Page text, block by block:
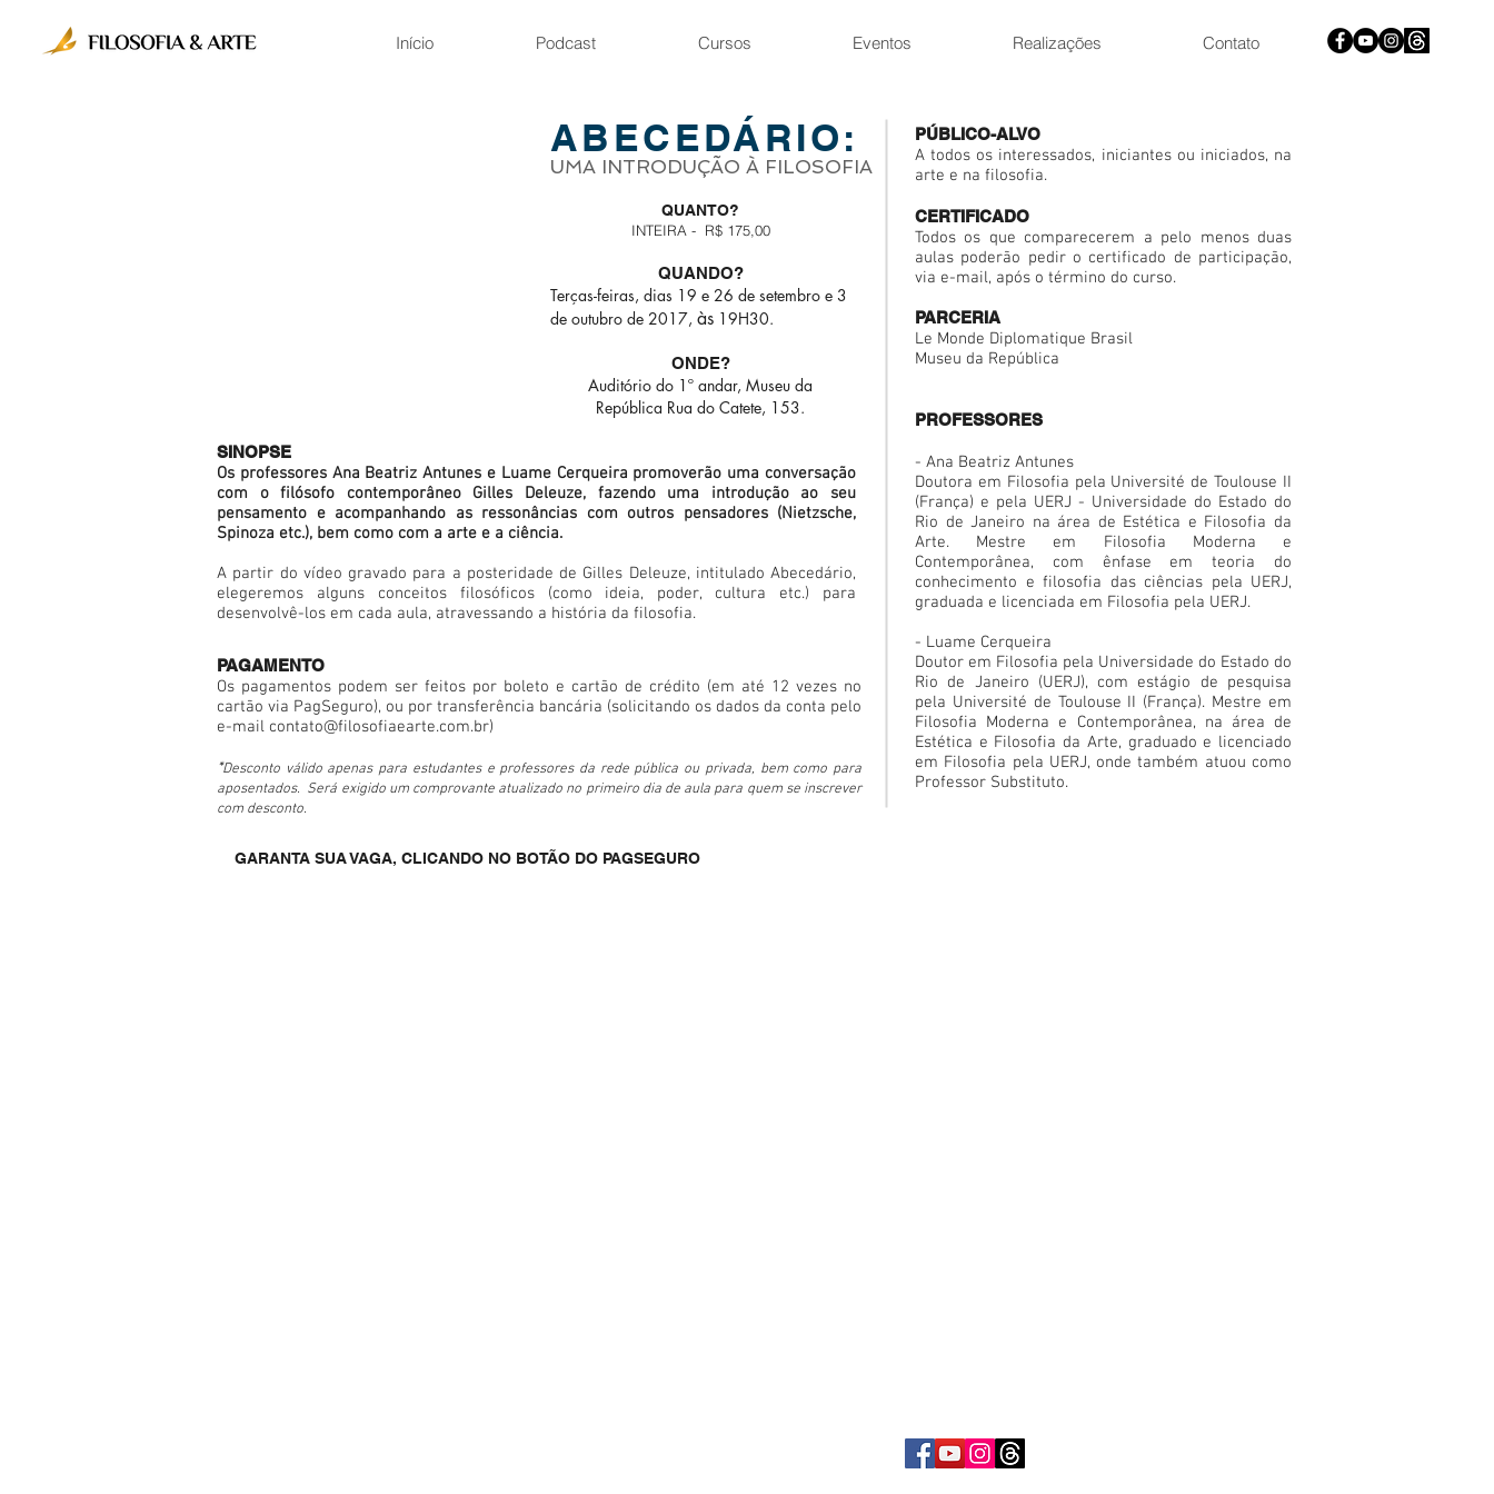
Início Podcast Cursos Eventos Realizações Contato
PÚBLICO-ALVO
A todos os interessados, iniciantes ou iniciados, na
arte e na filosofia.
CERTIFICADO
Todos os que comparecerem a pelo menos duas
aulas poderão pedir o certificado de participação,
via e-mail, após o término do curso.
PARCERIA
Le Monde Diplomatique Brasil
Museu da República
PROFESSORES
- Ana Beatriz Antunes
Doutora em Filosofia pela Université de Toulouse II
(França) e pela UERJ - Universidade do Estado do
Rio de Janeiro na área de Estética e Filosofia da
Arte. Mestre em Filosofia Moderna e
Contemporânea, com ênfase em teoria do
conhecimento e filosofia das ciências pela UERJ,
graduada e licenciada em Filosofia pela UERJ.
- Luame Cerqueira
Doutor em Filosofia pela Universidade do Estado do
Rio de Janeiro (UERJ), com estágio de pesquisa
pela Université de Toulouse II (França). Mestre em
Filosofia Moderna e Contemporânea, na área de
Estética e Filosofia da Arte, graduado e licenciado
em Filosofia pela UERJ, onde também atuou como
Professor Substituto.
SINOPSE
Os professores Ana Beatriz Antunes e Luame Cerqueira promoverão uma conversação
com o filósofo contemporâneo Gilles Deleuze, fazendo uma introdução ao seu
pensamento e acompanhando as ressonâncias com outros pensadores (Nietzsche,
Spinoza etc.), bem como com a arte e a ciência.
A partir do vídeo gravado para a posteridade de Gilles Deleuze, intitulado Abecedário,
elegeremos alguns conceitos filosóficos (como ideia, poder, cultura etc.) para
desenvolvê-los em cada aula, atravessando a história da filosofia.
QUANTO?
INTEIRA - R$ 175,00
QUANDO?
Terças-feiras, dias 19 e 26 de setembro e 3
de outubro de 2017, às 19H30.
ONDE?
Auditório do 1º andar, Museu da
República Rua do Catete, 153.
ABECEDÁRIO:
UMA INTRODUÇÃO À FILOSOFIA
PAGAMENTO
Os pagamentos podem ser feitos por boleto e cartão de crédito (em até 12 vezes no
cartão via PagSeguro), ou por transferência bancária (solicitando os dados da conta pelo
e-mail contato@filosofiaearte.com.br)
*Desconto válido apenas para estudantes e professores da rede pública ou privada, bem como para
aposentados. Será exigido um comprovante atualizado no primeiro dia de aula para quem se inscrever
com desconto.
GARANTA SUA VAGA, CLICANDO NO BOTÃO DO PAGSEGURO